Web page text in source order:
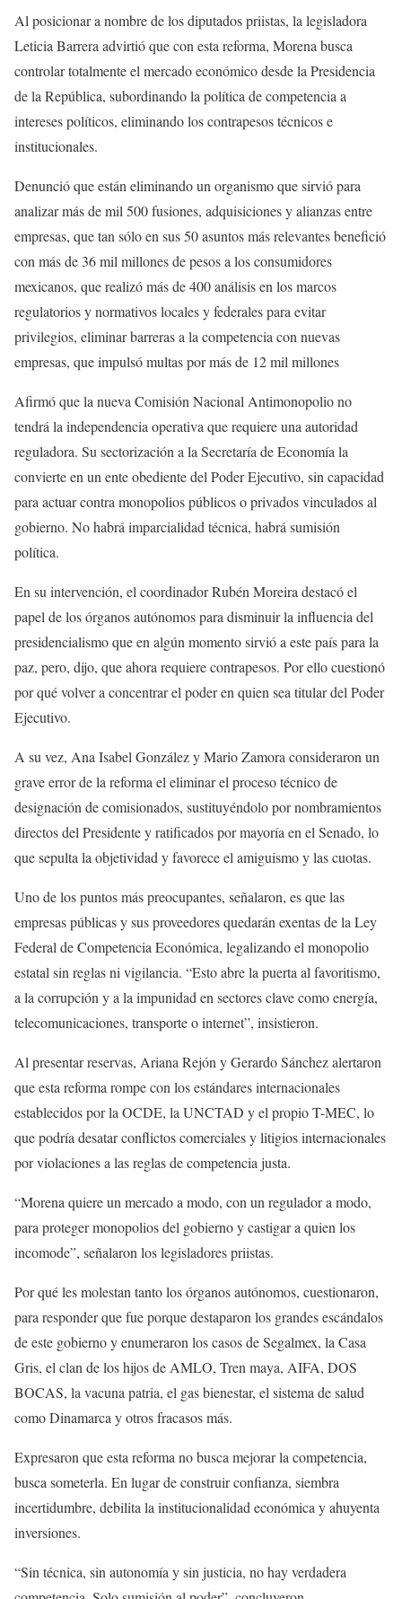
Al posicionar a nombre de los diputados priistas, la legisladora
Leticia Barrera advirtió que con esta reforma, Morena busca
controlar totalmente el mercado económico desde la Presidencia
de la República, subordinando la política de competencia a
intereses políticos, eliminando los contrapesos técnicos e
institucionales.
Denunció que están eliminando un organismo que sirvió para
analizar más de mil 500 fusiones, adquisiciones y alianzas entre
empresas, que tan sólo en sus 50 asuntos más relevantes benefició
con más de 36 mil millones de pesos a los consumidores
mexicanos, que realizó más de 400 análisis en los marcos
regulatorios y normativos locales y federales para evitar
privilegios, eliminar barreras a la competencia con nuevas
empresas, que impulsó multas por más de 12 mil millones
Afirmó que la nueva Comisión Nacional Antimonopolio no
tendrá la independencia operativa que requiere una autoridad
reguladora. Su sectorización a la Secretaría de Economía la
convierte en un ente obediente del Poder Ejecutivo, sin capacidad
para actuar contra monopolios públicos o privados vinculados al
gobierno. No habrá imparcialidad técnica, habrá sumisión
política.
En su intervención, el coordinador Rubén Moreira destacó el
papel de los órganos autónomos para disminuir la influencia del
presidencialismo que en algún momento sirvió a este país para la
paz, pero, dijo, que ahora requiere contrapesos. Por ello cuestionó
por qué volver a concentrar el poder en quien sea titular del Poder
Ejecutivo.
A su vez, Ana Isabel González y Mario Zamora consideraron un
grave error de la reforma el eliminar el proceso técnico de
designación de comisionados, sustituyéndolo por nombramientos
directos del Presidente y ratificados por mayoría en el Senado, lo
que sepulta la objetividad y favorece el amiguismo y las cuotas.
Uno de los puntos más preocupantes, señalaron, es que las
empresas públicas y sus proveedores quedarán exentas de la Ley
Federal de Competencia Económica, legalizando el monopolio
estatal sin reglas ni vigilancia. “Esto abre la puerta al favoritismo,
a la corrupción y a la impunidad en sectores clave como energía,
telecomunicaciones, transporte o internet”, insistieron.
Al presentar reservas, Ariana Rejón y Gerardo Sánchez alertaron
que esta reforma rompe con los estándares internacionales
establecidos por la OCDE, la UNCTAD y el propio T-MEC, lo
que podría desatar conflictos comerciales y litigios internacionales
por violaciones a las reglas de competencia justa.
“Morena quiere un mercado a modo, con un regulador a modo,
para proteger monopolios del gobierno y castigar a quien los
incomode”, señalaron los legisladores priistas.
Por qué les molestan tanto los órganos autónomos, cuestionaron,
para responder que fue porque destaparon los grandes escándalos
de este gobierno y enumeraron los casos de Segalmex, la Casa
Gris, el clan de los hijos de AMLO, Tren maya, AIFA, DOS
BOCAS, la vacuna patria, el gas bienestar, el sistema de salud
como Dinamarca y otros fracasos más.
Expresaron que esta reforma no busca mejorar la competencia,
busca someterla. En lugar de construir confianza, siembra
incertidumbre, debilita la institucionalidad económica y ahuyenta
inversiones.
“Sin técnica, sin autonomía y sin justicia, no hay verdadera